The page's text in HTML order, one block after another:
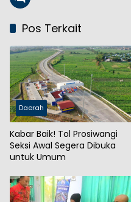
Pos Terkait
Daerah
Kabar Baik! Tol Prosiwangi
Seksi Awal Segera Dibuka
untuk Umum